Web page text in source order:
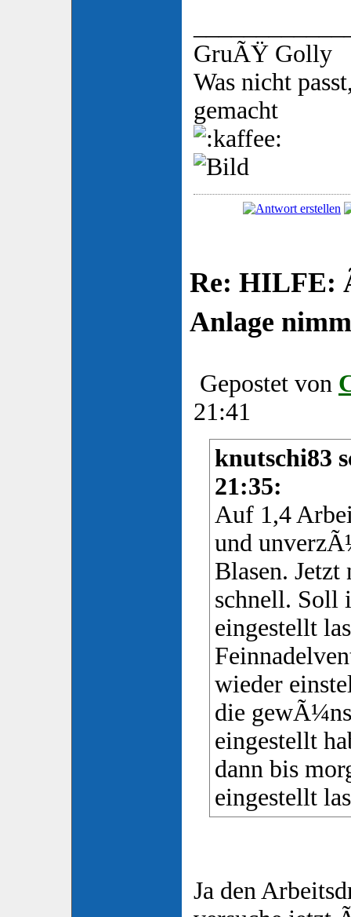
GruÃŸ Golly
Was nicht
gemacht
Re: HILFE:
Anlage
Gepostet von
21:41
knutschi83
21:35:
Auf 1,4
und
Blasen.
schnell. Soll
eingestellt
wieder
die
eingestellt
dann bis
eingestellt
Ja den